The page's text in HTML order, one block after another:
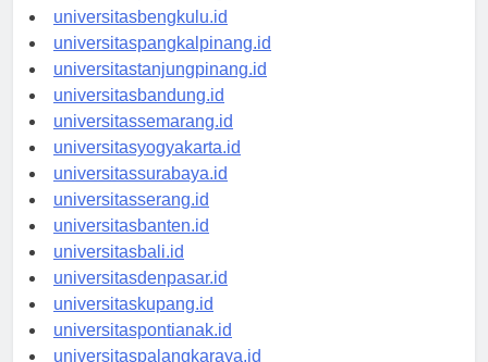
universitaspalembang.id
universitasbengkulu.id
universitaspangkalpinang.id
universitastanjungpinang.id
universitasbandung.id
universitassemarang.id
universitasyogyakarta.id
universitassurabaya.id
universitasserang.id
universitasbanten.id
universitasbali.id
universitasdenpasar.id
universitaskupang.id
universitaspontianak.id